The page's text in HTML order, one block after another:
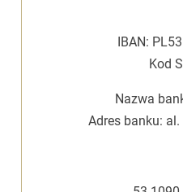
IBAN:
Kod
Nazwa
Adres banku: